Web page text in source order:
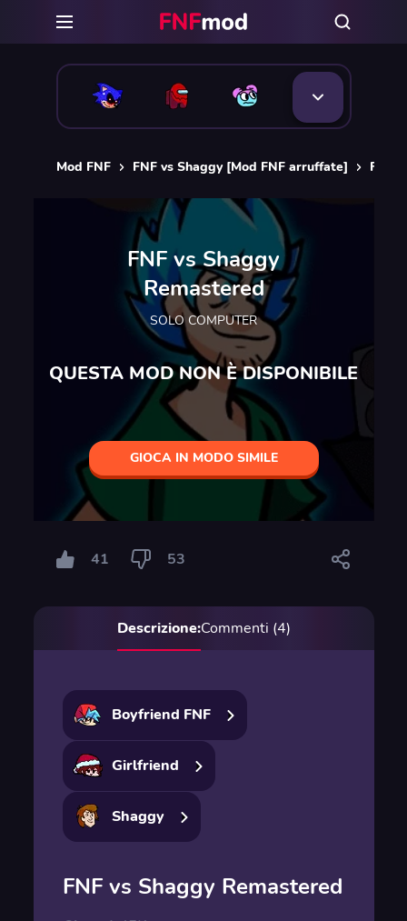
Mod FNF FNF vs Shaggy [Mod FNF arruffate] FNF
FNF vs Shaggy
Remastered
SOLO COMPUTER
QUESTA MOD NON È DISPONIBILE
GIOCA IN MODO SIMILE
41 53
Descrizione:Commenti (4)
Boyfriend FNF
Girlfriend
Shaggy
FNF vs Shaggy Remastered